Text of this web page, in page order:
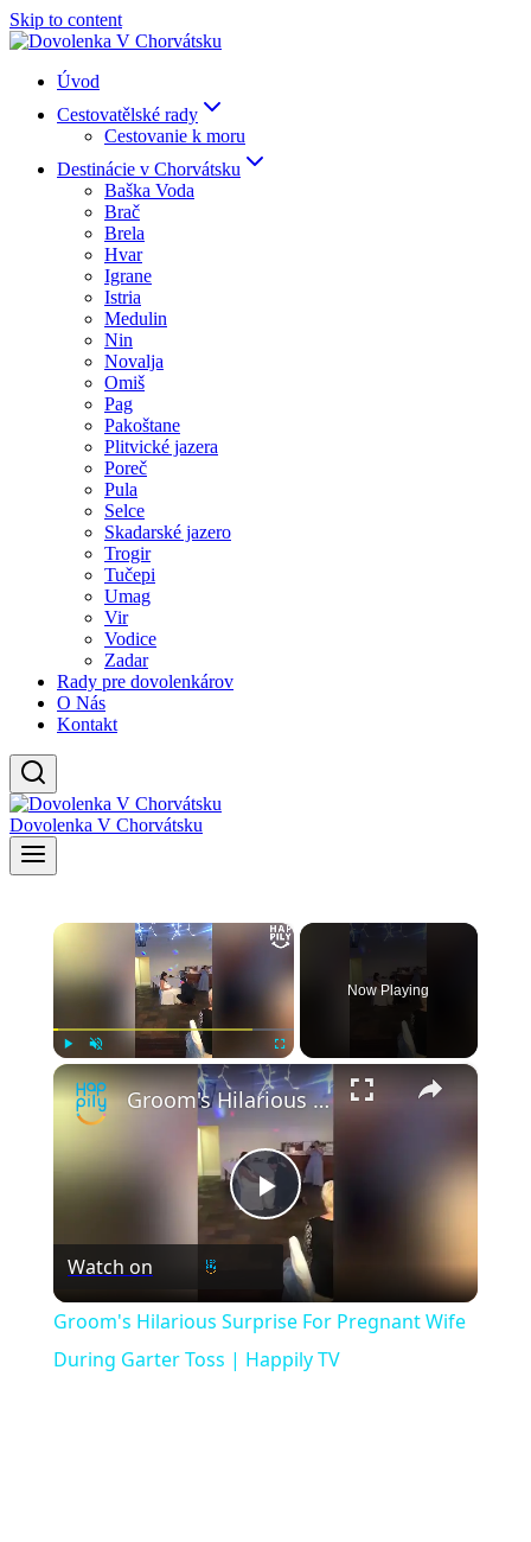
Skip to content
Úvod
Cestovatělské rady
Cestovanie k moru
Destinácie v Chorvátsku
Baška Voda
Brač
Brela
Hvar
Igrane
Istria
Medulin
Nin
Novalja
Omiš
Pag
Pakoštane
Plitvické jazera
Poreč
Pula
Selce
Skadarské jazero
Trogir
Tučepi
Umag
Vir
Vodice
Zadar
Rady pre dovolenkárov
O Nás
Kontakt
Dovolenka V Chorvátsku
×
Fullscreen
Now Playing
×
Play
Video
Groom's Hilarious Surprise For Pregnant Wife During Garter Toss | Happily TV
Watch on
Groom's Hilarious Surprise For Pregnant Wife
During Garter Toss | Happily TV